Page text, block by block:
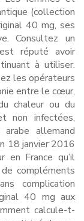
(collection
40 mg, ses
Consultez un
réputé avoir
à utiliser.
les opérateurs
entre le cœur,
chaleur ou du
non infectées,
allemand
18 janvier 2016
France qu’il
compléments
complication
40 mg aux
calcule-t-